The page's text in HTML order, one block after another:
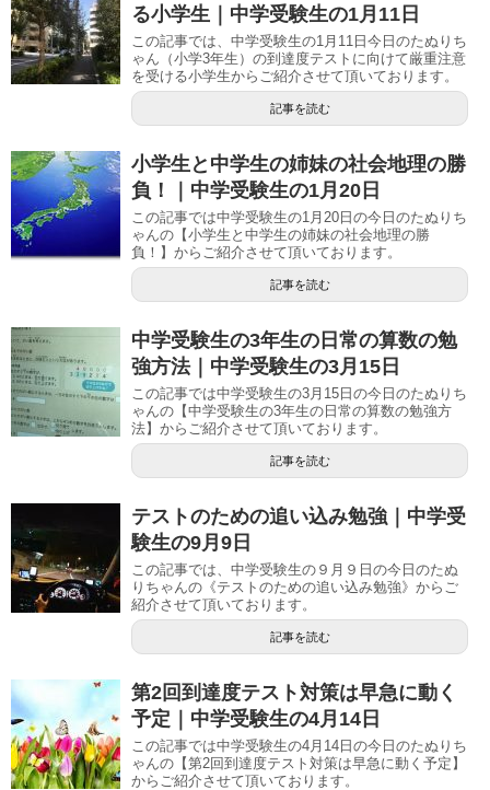
る小学生｜中学受験生の1月11日
この記事では、中学受験生の1月11日今日のたぬりち
ゃん（小学3年生）の到達度テストに向けて厳重注意
を受ける小学生からご紹介させて頂いております。
記事を読む
小学生と中学生の姉妹の社会地理の勝
負！｜中学受験生の1月20日
この記事では中学受験生の1月20日の今日のたぬりち
ゃんの【小学生と中学生の姉妹の社会地理の勝
負！】からご紹介させて頂いております。
記事を読む
中学受験生の3年生の日常の算数の勉
強方法｜中学受験生の3月15日
この記事では中学受験生の3月15日の今日のたぬりち
ゃんの【中学受験生の3年生の日常の算数の勉強方
法】からご紹介させて頂いております。
記事を読む
テストのための追い込み勉強｜中学受
験生の9月9日
この記事では、中学受験生の９月９日の今日のたぬ
りちゃんの《テストのための追い込み勉強》からご
紹介させて頂いております。
記事を読む
第2回到達度テスト対策は早急に動く
予定｜中学受験生の4月14日
この記事では中学受験生の4月14日の今日のたぬりち
ゃんの【第2回到達度テスト対策は早急に動く予定】
からご紹介させて頂いております。